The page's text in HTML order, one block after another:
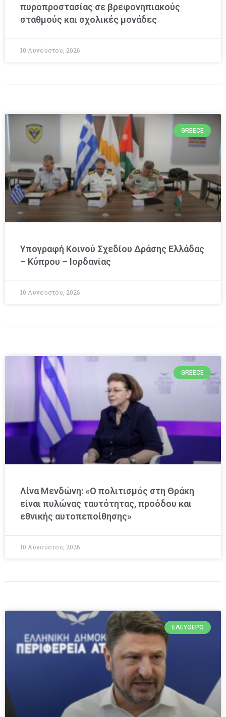
πυροπροστασίας σε βρεφονηπιακούς
σταθμούς και σχολικές μονάδες
10 Αυγούστου, 2026
GREECE
Υπογραφή Κοινού Σχεδίου Δράσης Ελλάδας
– Κύπρου – Ιορδανίας
10 Αυγούστου, 2026
GREECE
Λίνα Μενδώνη: «Ο πολιτισμός στη Θράκη
είναι πυλώνας ταυτότητας, προόδου και
εθνικής αυτοπεποίθησης»
10 Αυγούστου, 2026
ΕΛΕΎΘΕΡΟ